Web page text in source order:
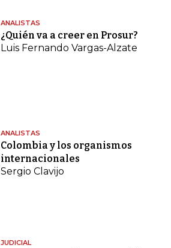
ANALISTAS
¿Quién va a creer en Prosur?
Luis Fernando Vargas-Alzate
ANALISTAS
Colombia y los organismos
internacionales
Sergio Clavijo
JUDICIAL